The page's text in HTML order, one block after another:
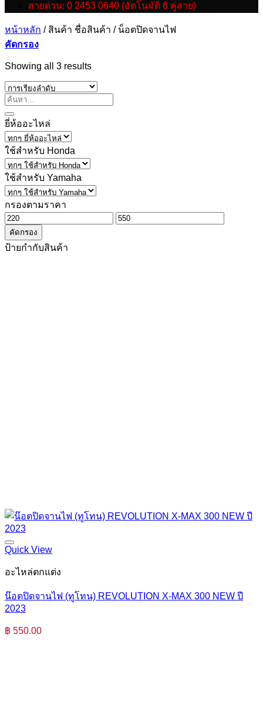
สายด่วน: 0 2453 0640 (อัตโนมัติ 6 คู่สาย)
หน้าหลัก /สินค้า ชื่อสินค้า /น็อตปิดจานไฟ
คัดกรอง
Showing all 3 results
ยี่ห้ออะไหล่
ใช้สำหรับ Honda
ใช้สำหรับ Yamaha
กรองตามราคา
ราคา
ต่ำ
สุด
ราคา
คัดกรอง
ป้ายกำกับสินค้า
Quick View
อะไหล่ตกแต่ง
น๊อตปิดจานไฟ (ทูโทน) REVOLUTION X-MAX 300 NEW ปี
2023
฿ 550.00